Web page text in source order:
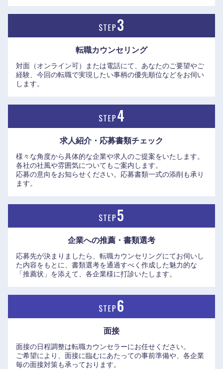
転職カウンセリング
対面（オンライン可）または電話にて、あなたのご要望やご
経験、今回の転職で実現したい事柄の優先順位などをお伺い
します。
求人紹介・応募書類チェック
様々な角度から具体的な企業や求人のご提案をいたします。
各社の社風や雰囲気についてもご案内します。
応募の意向をお知らせください。応募書類一式の添削も承り
ます。
企業への推薦・書類選考
応募先が決まりましたら、転職カウンセリングにてお伺いし
た内容をもとに、書類選考を通過すべく作成した魅力的な
「推薦状」を添えて、各企業様に打診いたします。
面接
面接の日程調整は転職カウンセラーにお任せください。
ご希望により、面接に臨むにあたっての事前準備や、各企業
毎の面接対策も承っております。
三重県
近畿地方
大阪府 兵庫県